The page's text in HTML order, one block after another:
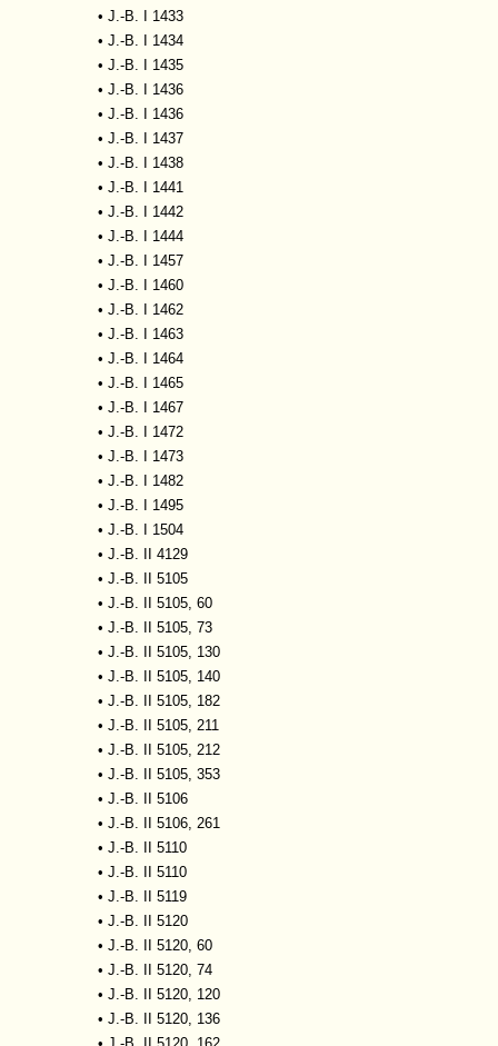
• J.-B. I 1433
• J.-B. I 1434
• J.-B. I 1435
• J.-B. I 1436
• J.-B. I 1436
• J.-B. I 1437
• J.-B. I 1438
• J.-B. I 1441
• J.-B. I 1442
• J.-B. I 1444
• J.-B. I 1457
• J.-B. I 1460
• J.-B. I 1462
• J.-B. I 1463
• J.-B. I 1464
• J.-B. I 1465
• J.-B. I 1467
• J.-B. I 1472
• J.-B. I 1473
• J.-B. I 1482
• J.-B. I 1495
• J.-B. I 1504
• J.-B. II 4129
• J.-B. II 5105
• J.-B. II 5105, 60
• J.-B. II 5105, 73
• J.-B. II 5105, 130
• J.-B. II 5105, 140
• J.-B. II 5105, 182
• J.-B. II 5105, 211
• J.-B. II 5105, 212
• J.-B. II 5105, 353
• J.-B. II 5106
• J.-B. II 5106, 261
• J.-B. II 5110
• J.-B. II 5110
• J.-B. II 5119
• J.-B. II 5120
• J.-B. II 5120, 60
• J.-B. II 5120, 74
• J.-B. II 5120, 120
• J.-B. II 5120, 136